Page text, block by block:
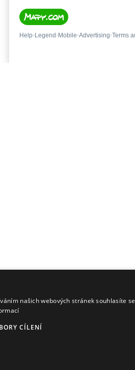
našich webových stránek souhlasíte se
CÍLENÍ